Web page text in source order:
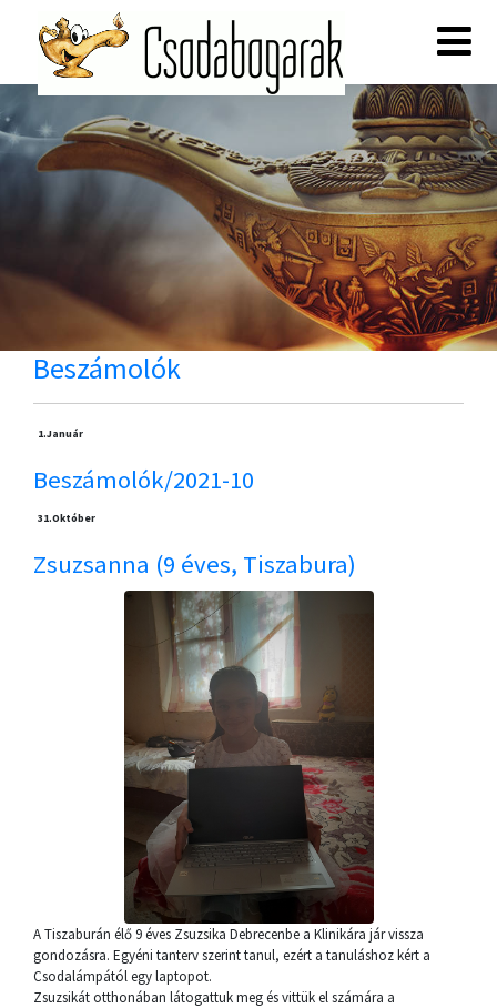
Beszámolók
1.Január
Beszámolók/2021-10
31.Október
Zsuzsanna (9 éves, Tiszabura)
A Tiszaburán élő 9 éves Zsuzsika Debrecenbe a Klinikára jár vissza
gondozásra. Egyéni tanterv szerint tanul, ezért a tanuláshoz kért a
Csodalámpától egy laptopot.
Zsuzsikát otthonában látogattuk meg és vittük el számára a